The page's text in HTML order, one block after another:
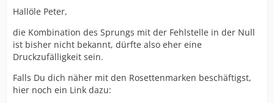
Hallöle Peter,
die Kombination des Sprungs mit der Fehlstelle in der Null
ist bisher nicht bekannt, dürfte also eher eine
Druckzufälligkeit sein.
Falls Du dich näher mit den Rosettenmarken beschäftigst,
hier noch ein Link dazu: